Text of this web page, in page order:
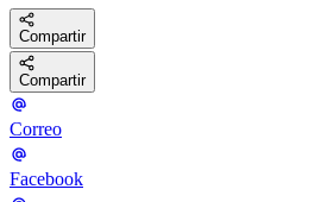
Compartir
Compartir
Correo
Facebook